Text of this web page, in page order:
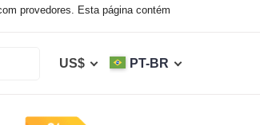
provedores. Esta página contém
US$ PT-BR